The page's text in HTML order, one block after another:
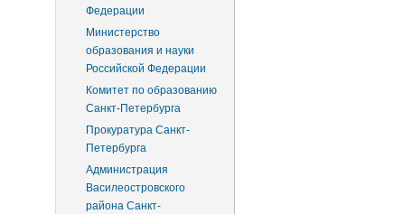
Федерации
Министерство
образования и науки
Российской Федерации
Комитет по образованию
Санкт-Петербурга
Прокуратура Санкт-
Петербурга
Администрация
Василеостровского
района Санкт-